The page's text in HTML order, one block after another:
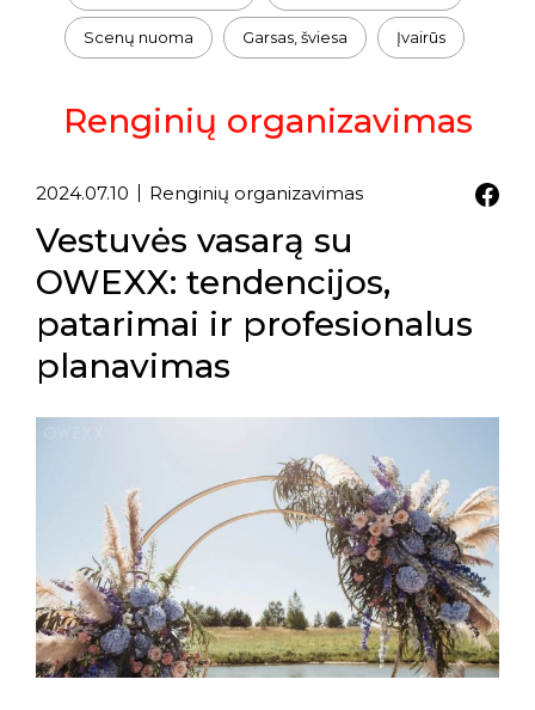
Scenų nuoma Garsas, šviesa Įvairūs
Renginių organizavimas
2024.07.10 Renginių organizavimas
Vestuvės vasarą su
OWEXX: tendencijos,
patarimai ir profesionalus
planavimas